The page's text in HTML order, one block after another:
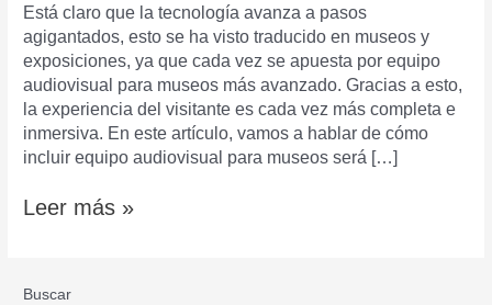
Está claro que la tecnología avanza a pasos
agigantados, esto se ha visto traducido en museos y
exposiciones, ya que cada vez se apuesta por equipo
audiovisual para museos más avanzado. Gracias a esto,
la experiencia del visitante es cada vez más completa e
inmersiva. En este artículo, vamos a hablar de cómo
incluir equipo audiovisual para museos será […]
Leer más »
Buscar